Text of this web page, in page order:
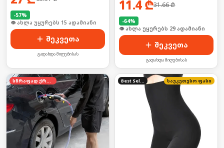
-57%
🛒 ბოლო 24სთ-ში იყიდა 19-მა
შეკვეთა
გადახდა მიღებისას
11.4₾31.66₾
-64%
🛒 ბოლო 24სთ-ში იყიდა 39-მა
შეკვეთა
გადახდა მიღებისას
სწრაფად ქრება Best Seller საუკეთესო ფასი